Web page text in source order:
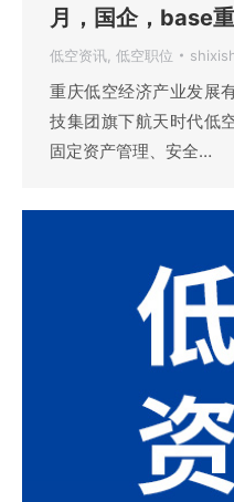
月，国企，base
低空资讯, 低空职位
重庆低空经济产业发展
技集团旗下航天时代低
固定资产管理、安全…